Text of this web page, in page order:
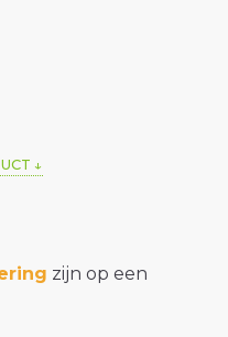
zijn op een